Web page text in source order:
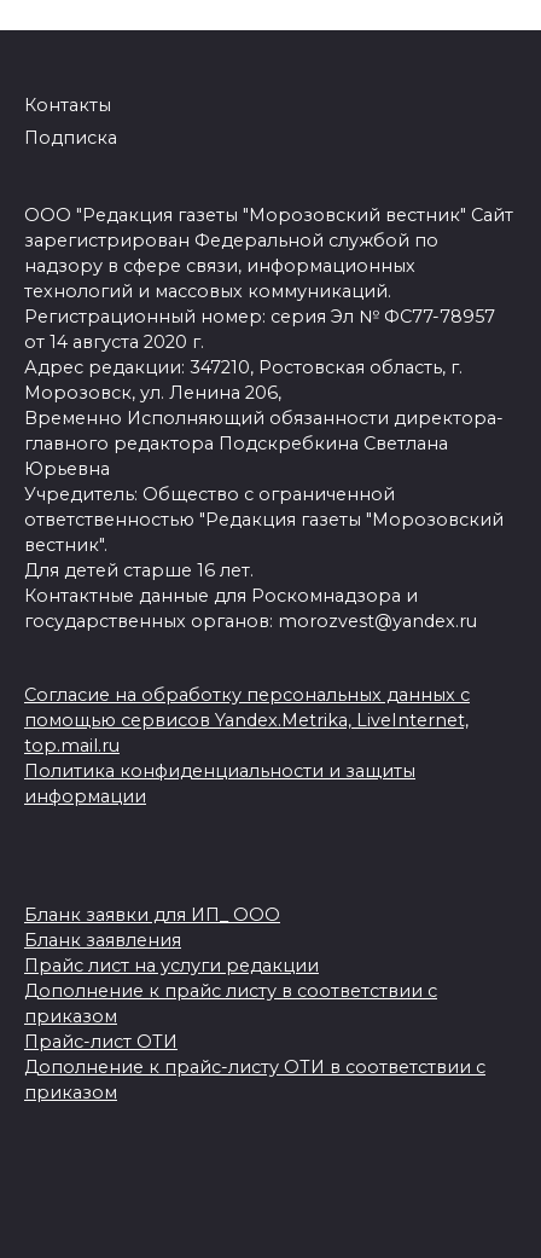
Контакты
Подписка
ООО "Редакция газеты "Морозовский вестник" Сайт
зарегистрирован Федеральной службой по
надзору в сфере связи, информационных
технологий и массовых коммуникаций.
Регистрационный номер: серия Эл № ФС77-78957
от 14 августа 2020 г.
Адрес редакции: 347210, Ростовская область, г.
Морозовск, ул. Ленина 206,
Временно Исполняющий обязанности директора-
главного редактора Подскребкина Светлана
Юрьевна
Учредитель: Общество с ограниченной
ответственностью "Редакция газеты "Морозовский
вестник".
Для детей старше 16 лет.
Контактные данные для Роскомнадзора и
государственных органов: morozvest@yandex.ru
Согласие на обработку персональных данных с
помощью сервисов Yandex.Metrika, LiveInternet,
top.mail.ru
Политика конфиденциальности и защиты
информации
Бланк заявки для ИП_ ООО
Бланк заявления
Прайс лист на услуги редакции
Дополнение к прайс листу в соответствии с
приказом
Прайс-лист ОТИ
Дополнение к прайс-листу ОТИ в соответствии с
приказом